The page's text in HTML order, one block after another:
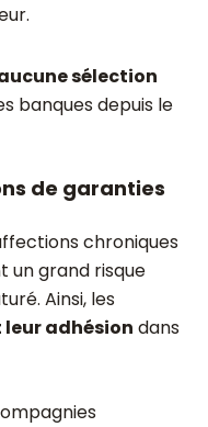
sélection
banques depuis le
de garanties
chroniques
un grand risque
Ainsi, les
adhésion dans